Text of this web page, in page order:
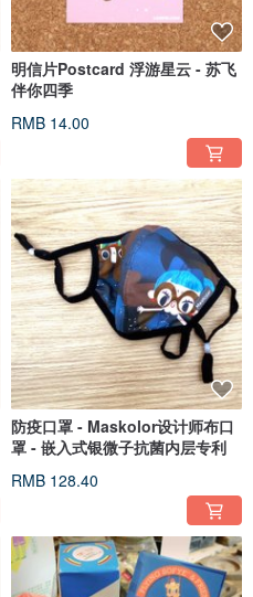
明信片Postcard 浮游星云 - 苏飞
伴你四季
RMB 14.00
防疫口罩 - Maskolor设计师布口
罩 - 嵌入式银微子抗菌内层专利
RMB 128.40